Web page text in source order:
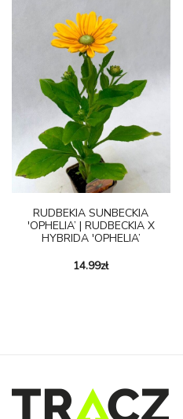
RUDBEKIA SUNBECKIA
'OPHELIA’ | RUDBECKIA X
HYBRIDA 'OPHELIA’
14.99zł